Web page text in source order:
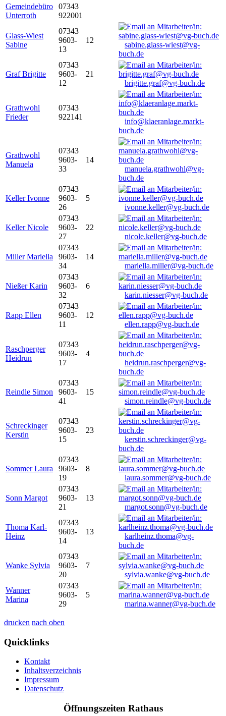
Gemeindebüro
Unterroth
07343
922001
Glass-Wiest
Sabine
07343
9603-
13
12
sabine.glass-wiest@vg-
buch.de
Graf Brigitte
07343
9603-
12
21
brigitte.graf@vg-buch.de
Grathwohl
Frieder
07343
922141
info@klaeranlage.markt-
buch.de
Grathwohl
Manuela
07343
9603-
33
14
manuela.grathwohl@vg-
buch.de
Keller Ivonne
07343
9603-
26
5
ivonne.keller@vg-buch.de
Keller Nicole
07343
9603-
27
22
nicole.keller@vg-buch.de
Miller Mariella
07343
9603-
34
14
mariella.miller@vg-buch.de
Nießer Karin
07343
9603-
32
6
karin.niesser@vg-buch.de
Rapp Ellen
07343
9603-
11
12
ellen.rapp@vg-buch.de
Raschperger
Heidrun
07343
9603-
17
4
heidrun.raschperger@vg-
buch.de
Reindle Simon
07343
9603-
41
15
simon.reindle@vg-buch.de
Schreckinger
Kerstin
07343
9603-
15
23
kerstin.schreckinger@vg-
buch.de
Sommer Laura
07343
9603-
19
8
laura.sommer@vg-buch.de
Sonn Margot
07343
9603-
21
13
margot.sonn@vg-buch.de
Thoma Karl-
Heinz
07343
9603-
14
13
karlheinz.thoma@vg-
buch.de
Wanke Sylvia
07343
9603-
20
7
sylvia.wanke@vg-buch.de
Wanner
Marina
07343
9603-
29
5
marina.wanner@vg-buch.de
drucken nach oben
Quicklinks
Kontakt
Inhaltsverzeichnis
Impressum
Datenschutz
Öffnungszeiten Rathaus